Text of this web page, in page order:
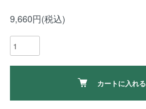
9,660円(税込)
カートに入れる